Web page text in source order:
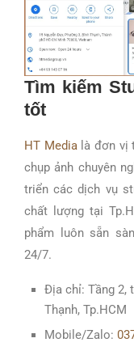
Tìm kiếm
tốt
HT Media là đơn vị
chụp ảnh chuyên
triển các dịch vụ
chất lượng tại
phẩm luôn sẵn
24/7.
Địa chỉ: Tầng 2,
Thạnh, Tp.HCM
Mobile/Zalo: